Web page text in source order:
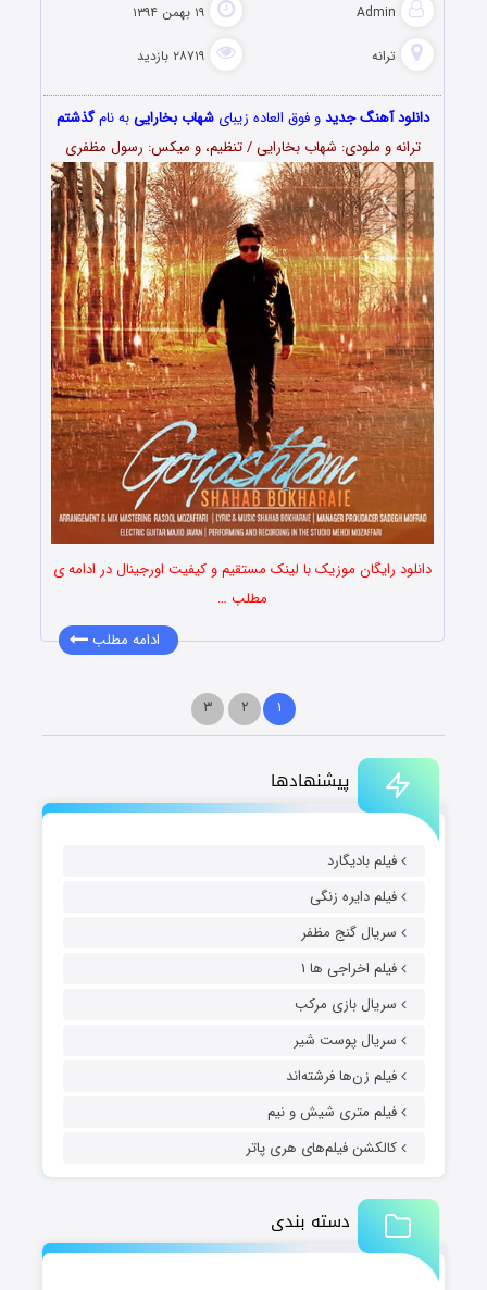
پیشنهادها
فیلم بادیگارد
فیلم دایره زنگی
سریال گنج مظفر
فیلم اخراجی ها ۱
سریال بازی مرکب
سریال پوست شیر
فیلم زن‌ها فرشته‌اند
فیلم متری شیش و نیم
کالکشن فیلم‌های هری پاتر
دسته بندی
Admin ۱۹ بهمن ۱۳۹۴
ترانه ۲۸۷۱۹ بازدید
دانلود آهنگ جدیدو فوق العاده زیبایشهاب بخاراییبه نامگذشتم
ترانه و ملودی: شهاب بخارایی / تنظیم، و میکس: رسول مظفری
دانلود رایگان موزیک با لینک مستقیم و کیفیت اورجینال در ادامه ی
مطلب …
ادامه مطلب
۱ ۲ ۳